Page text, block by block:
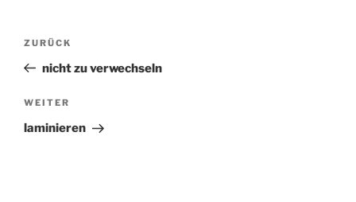
Beitragsnavigation
Vorheriger
Beitrag
ZURÜCK
nicht zu verwechseln
Nächster
Beitrag
WEITER
laminieren